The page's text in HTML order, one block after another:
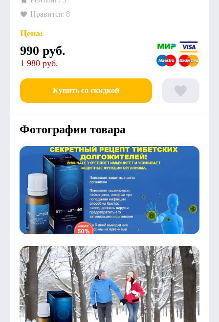
Нравится: 8
Цена:
990 руб.
1 980 руб.
Купить со скидкой
Фотографии товара